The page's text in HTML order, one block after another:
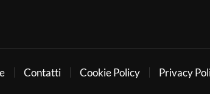
Contatti Cookie Policy Privacy